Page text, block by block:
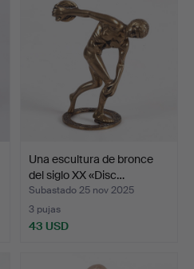
Una escultura de bronce
del siglo XX «Disc…
Subastado 25 nov 2025
3 pujas
43 USD